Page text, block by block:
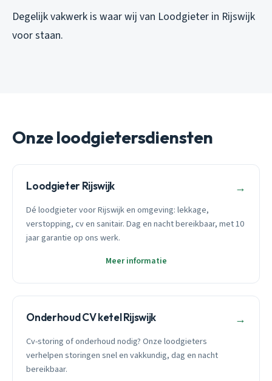
Degelijk vakwerk is waar wij van Loodgieter in Rijswijk
voor staan.
Onze loodgietersdiensten
Loodgieter Rijswijk →
Dé loodgieter voor Rijswijk en omgeving: lekkage,
verstopping, cv en sanitair. Dag en nacht bereikbaar, met 10
jaar garantie op ons werk.
Meer informatie
Onderhoud CV ketel Rijswijk →
Cv-storing of onderhoud nodig? Onze loodgieters
verhelpen storingen snel en vakkundig, dag en nacht
bereikbaar.